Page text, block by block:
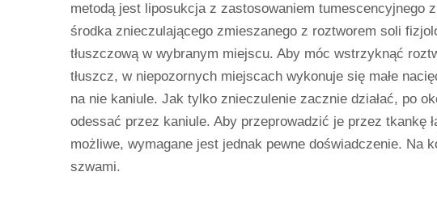
metodą jest liposukcja z zastosowaniem tumescencyjnego
środka znieczulającego zmieszanego z roztworem soli
tłuszczową w wybranym miejscu. Aby móc wstrzyknąć
tłuszcz, w niepozornych miejscach wykonuje się małe
na nie kaniule. Jak tylko znieczulenie zacznie działać, po
odessać przez kaniule. Aby przeprowadzić je przez tkankę
możliwe, wymagane jest jednak pewne doświadczenie. Na
szwami.